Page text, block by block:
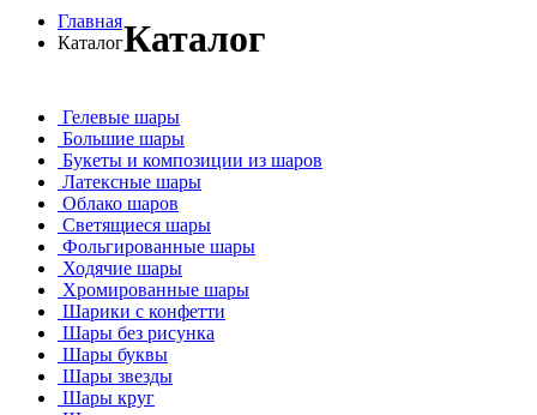
Главная
КаталогКаталог
Гелевые шары
Большие шары
Букеты и композиции из шаров
Латексные шары
Облако шаров
Светящиеся шары
Фольгированные шары
Ходячие шары
Хромированные шары
Шарики с конфетти
Шары без рисунка
Шары буквы
Шары звезды
Шары круг